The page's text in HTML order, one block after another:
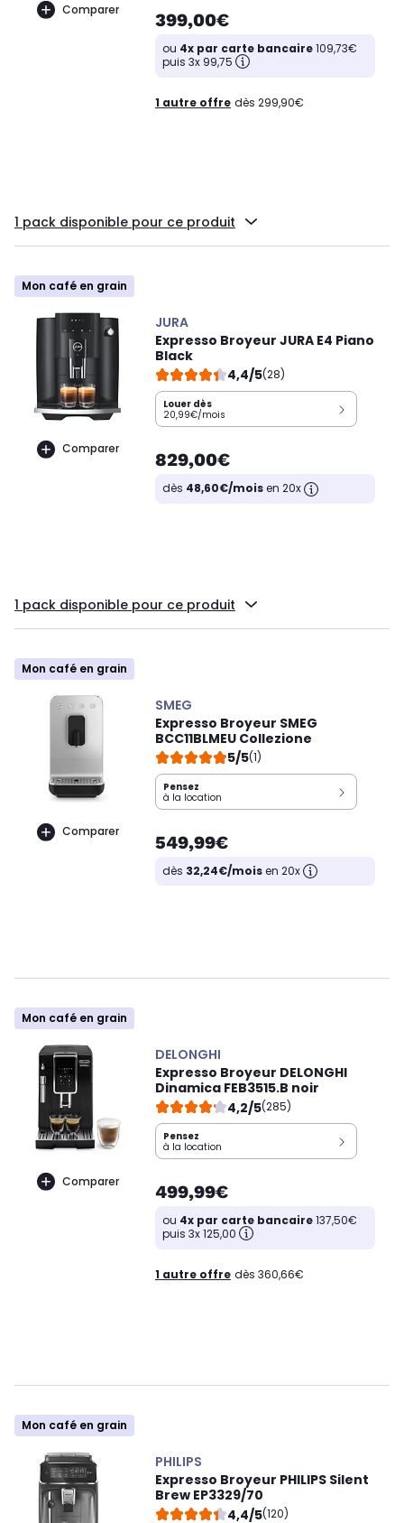
Comparer 399,00€
ou 4x par carte bancaire109,73€
puis 3x 99,75
1 autre offre dès 299,90€
1 pack disponible pour ce produit
Mon café en grain
Comparer
JURA
Expresso Broyeur JURA E4 Piano
Black
4,4/5(28)
Louer dès
20,99€/mois
829,00€
dès 48,60€/moisen 20x
1 pack disponible pour ce produit
Mon café en grain
Comparer
SMEG
Expresso Broyeur SMEG
BCC11BLMEU Collezione
5/5(1)
Pensez
à la location
549,99€
dès 32,24€/moisen 20x
Mon café en grain
Comparer
DELONGHI
Expresso Broyeur DELONGHI
Dinamica FEB3515.B noir
4,2/5(285)
Pensez
à la location
499,99€
ou 4x par carte bancaire137,50€
puis 3x 125,00
1 autre offre dès 360,66€
Mon café en grain
PHILIPS
Expresso Broyeur PHILIPS Silent
Brew EP3329/70
4,4/5(120)